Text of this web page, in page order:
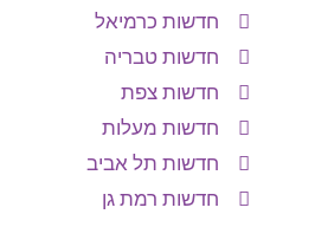
חדשות כרמיאל
חדשות טבריה
חדשות צפת
חדשות מעלות
חדשות תל אביב
חדשות רמת גן